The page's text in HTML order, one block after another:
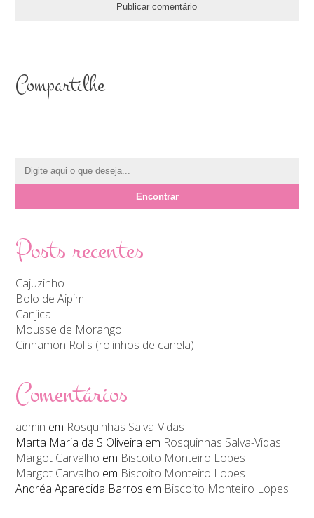
Compartilhe
Posts recentes
Cajuzinho
Bolo de Aipim
Canjica
Mousse de Morango
Cinnamon Rolls (rolinhos de canela)
Comentários
admin em Rosquinhas Salva-Vidas
Marta Maria da S Oliveira em Rosquinhas Salva-Vidas
Margot Carvalho em Biscoito Monteiro Lopes
Margot Carvalho em Biscoito Monteiro Lopes
Andréa Aparecida Barros em Biscoito Monteiro Lopes